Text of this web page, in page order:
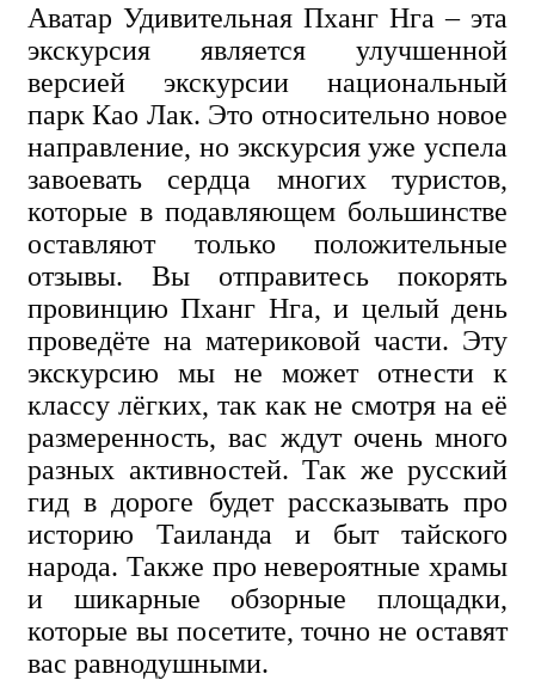
Аватар Удивительная Пханг Нга – эта
экскурсия является улучшенной
версией экскурсии национальный
парк Као Лак. Это относительно новое
направление, но экскурсия уже успела
завоевать сердца многих туристов,
которые в подавляющем большинстве
оставляют только положительные
отзывы. Вы отправитесь покорять
провинцию Пханг Нга, и целый день
проведёте на материковой части. Эту
экскурсию мы не может отнести к
классу лёгких, так как не смотря на её
размеренность, вас ждут очень много
разных активностей. Так же русский
гид в дороге будет рассказывать про
историю Таиланда и быт тайского
народа. Также про невероятные храмы
и шикарные обзорные площадки,
которые вы посетите, точно не оставят
вас равнодушными.